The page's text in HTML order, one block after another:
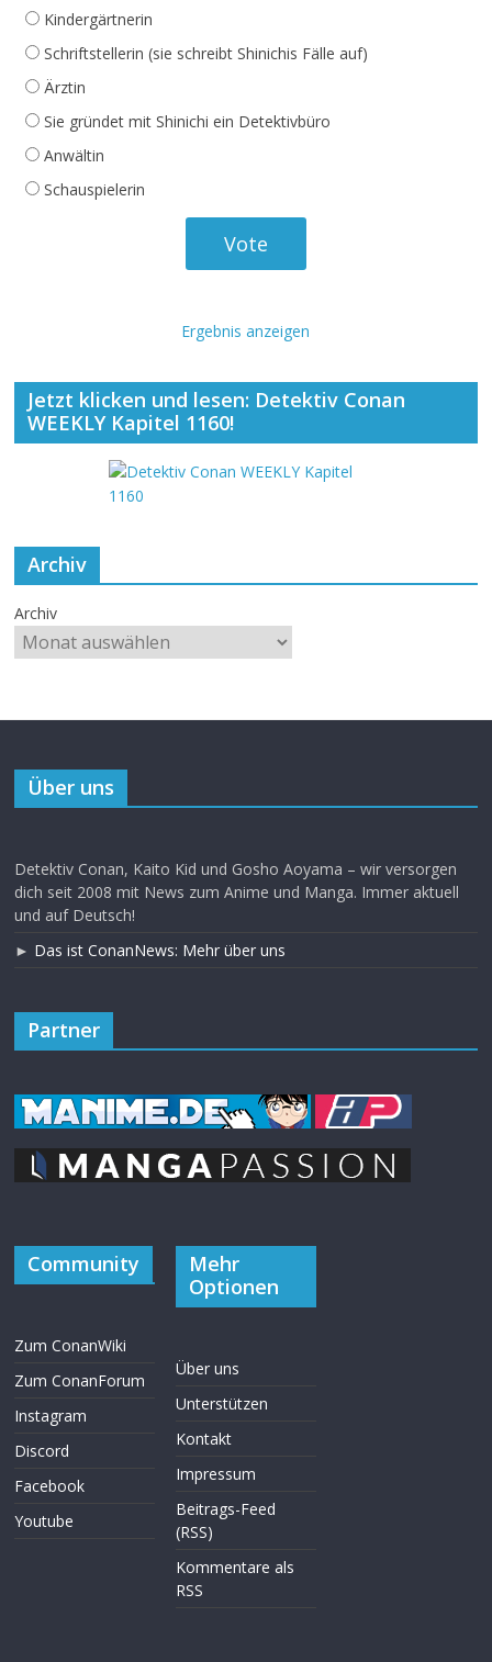
Kindergärtnerin
Schriftstellerin (sie schreibt Shinichis Fälle auf)
Ärztin
Sie gründet mit Shinichi ein Detektivbüro
Anwältin
Schauspielerin
Ergebnis anzeigen
Jetzt klicken und lesen: Detektiv Conan
WEEKLY Kapitel 1160!
Archiv
Archiv
Über uns
Detektiv Conan, Kaito Kid und Gosho Aoyama – wir versorgen
dich seit 2008 mit News zum Anime und Manga. Immer aktuell
und auf Deutsch!
► Das ist ConanNews: Mehr über uns
Partner
Community
Zum ConanWiki
Zum ConanForum
Instagram
Discord
Facebook
Youtube
Mehr
Optionen
Über uns
Unterstützen
Kontakt
Impressum
Beitrags-Feed
(RSS)
Kommentare als
RSS